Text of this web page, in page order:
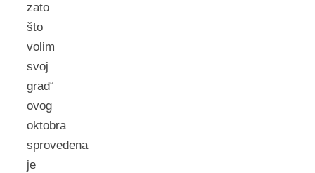
zаto
što
volim
svoj
grаd“
ovog
oktobrа
sprovedenа
je